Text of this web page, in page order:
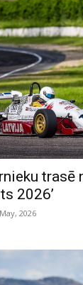
trasē
2026’
2026